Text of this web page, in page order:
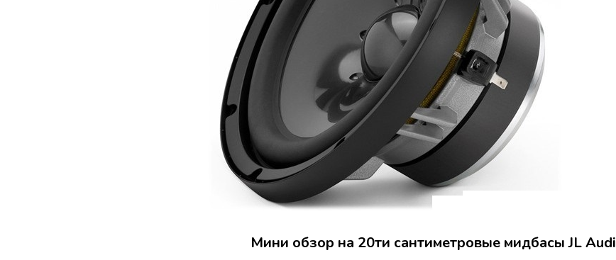
Мини обзор на 20ти сантиметровые мидбасы JL